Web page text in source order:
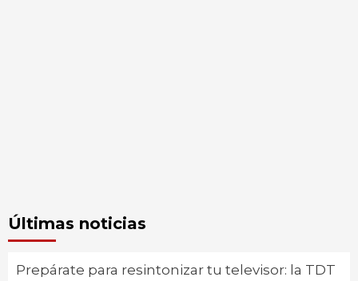
Últimas noticias
Prepárate para resintonizar tu televisor: la TDT